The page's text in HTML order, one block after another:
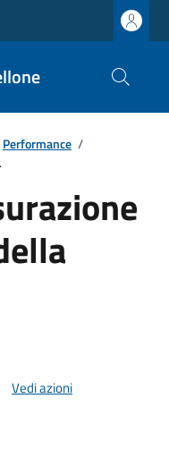
Performance /
Vedi azioni